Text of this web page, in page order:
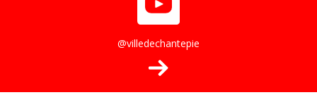
@villedechantepie